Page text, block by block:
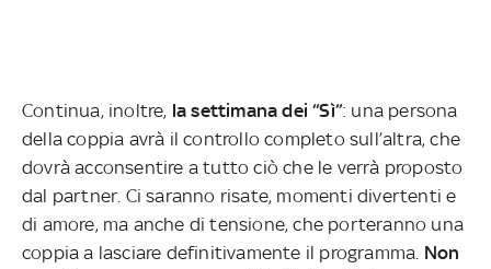
Continua, inoltre, la settimana dei “Sì”: una persona
della coppia avrà il controllo completo sull’altra, che
dovrà acconsentire a tutto ciò che le verrà proposto
dal partner. Ci saranno risate, momenti divertenti e
di amore, ma anche di tensione, che porteranno una
coppia a lasciare definitivamente il programma. Non